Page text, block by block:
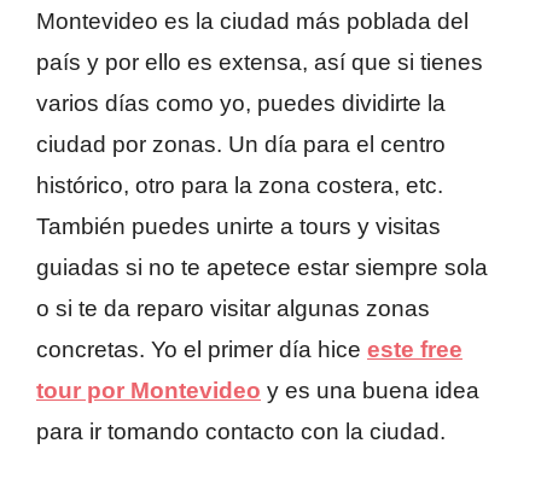
Montevideo es la ciudad más poblada del
país y por ello es extensa, así que si tienes
varios días como yo, puedes dividirte la
ciudad por zonas. Un día para el centro
histórico, otro para la zona costera, etc.
También puedes unirte a tours y visitas
guiadas si no te apetece estar siempre sola
o si te da reparo visitar algunas zonas
concretas. Yo el primer día hice este free
tour por Montevideo y es una buena idea
para ir tomando contacto con la ciudad.